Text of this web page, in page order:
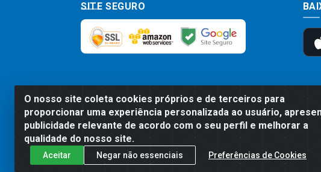
O nosso site coleta cookies próprios e de terceiros para
proporcionar uma experiência personalizada ao usuário,
publicidade relevante de acordo com o seu perfil e melhorar a
qualidade do nosso site.
Aceitar Negar não essenciais Preferências de Cookies
SITE SEGURO
Preços, promoções, condições de pagamento e frete
será válido o preço que for exibido no carrinho de
Comercial de Construção 2001 LTDA - Av.